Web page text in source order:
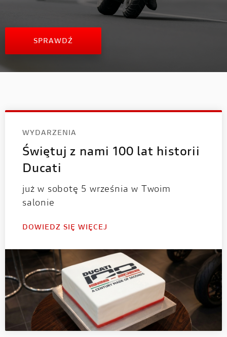
SPRAWDŹ
WYDARZENIA
Świętuj z nami 100 lat historii
Ducati
już w sobotę 5 września w Twoim
salonie
DOWIEDZ SIĘ WIĘCEJ